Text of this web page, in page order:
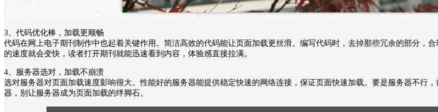
3、代码优化棒，加载更顺畅
代码在网上电子期刊制作中也起着关键作用。简洁高效的代码能让页面加载更丝滑。编写代码时，去掉那些冗余的部分，
的速度就会变快，读者打开期刊就能迅速看到内容，体验感直接拉满。
4、服务器选对，加载不崩溃
选对服务器对页面加载速度影响很大。性能好的服务器能提供稳定快速的网络连接，保证页面快速加载。要是服务器不行
器，别让服务器成为页面加载的绊脚石。